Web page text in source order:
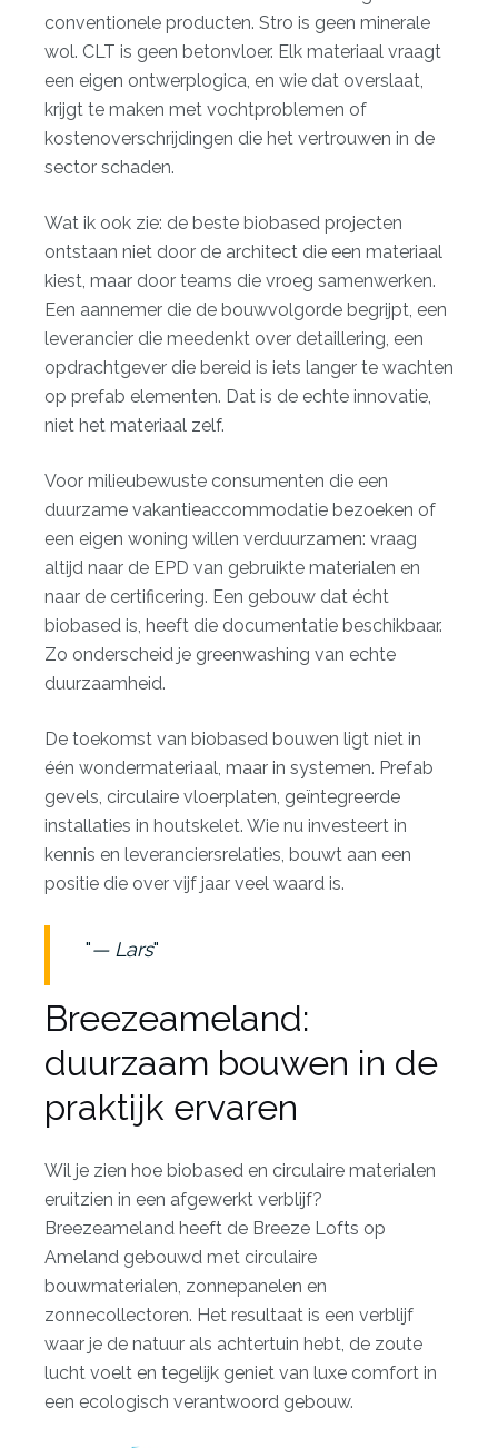
conventionele producten. Stro is geen minerale
wol. CLT is geen betonvloer. Elk materiaal vraagt
een eigen ontwerplogica, en wie dat overslaat,
krijgt te maken met vochtproblemen of
kostenoverschrijdingen die het vertrouwen in de
sector schaden.
Wat ik ook zie: de beste biobased projecten
ontstaan niet door de architect die een materiaal
kiest, maar door teams die vroeg samenwerken.
Een aannemer die de bouwvolgorde begrijpt, een
leverancier die meedenkt over detaillering, een
opdrachtgever die bereid is iets langer te wachten
op prefab elementen. Dat is de echte innovatie,
niet het materiaal zelf.
Voor milieubewuste consumenten die een
duurzame vakantieaccommodatie bezoeken of
een eigen woning willen verduurzamen: vraag
altijd naar de EPD van gebruikte materialen en
naar de certificering. Een gebouw dat écht
biobased is, heeft die documentatie beschikbaar.
Zo onderscheid je greenwashing van echte
duurzaamheid.
De toekomst van biobased bouwen ligt niet in
één wondermateriaal, maar in systemen. Prefab
gevels, circulaire vloerplaten, geïntegreerde
installaties in houtskelet. Wie nu investeert in
kennis en leveranciersrelaties, bouwt aan een
positie die over vijf jaar veel waard is.
— Lars
Breezeameland:
duurzaam bouwen in de
praktijk ervaren
Wil je zien hoe biobased en circulaire materialen
eruitzien in een afgewerkt verblijf?
Breezeameland heeft de Breeze Lofts op
Ameland gebouwd met circulaire
bouwmaterialen, zonnepanelen en
zonnecollectoren. Het resultaat is een verblijf
waar je de natuur als achtertuin hebt, de zoute
lucht voelt en tegelijk geniet van luxe comfort in
een ecologisch verantwoord gebouw.